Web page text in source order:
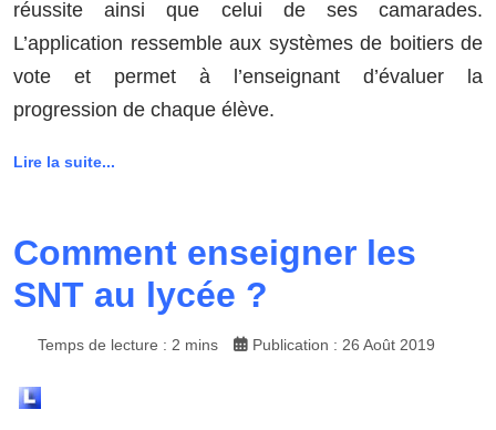
réussite ainsi que celui de ses camarades.
L’application ressemble aux systèmes de boitiers de
vote et permet à l’enseignant d’évaluer la
progression de chaque élève.
Lire la suite...
Comment enseigner les
SNT au lycée ?
Temps de lecture : 2 mins Publication : 26 Août 2019